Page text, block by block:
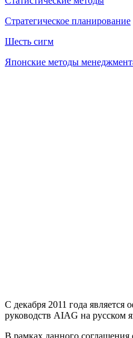
Стратегическое планирование
Шесть сигм
Японские методы
С декабря 2011 года
руководств AIAG на русском
В рамках данного